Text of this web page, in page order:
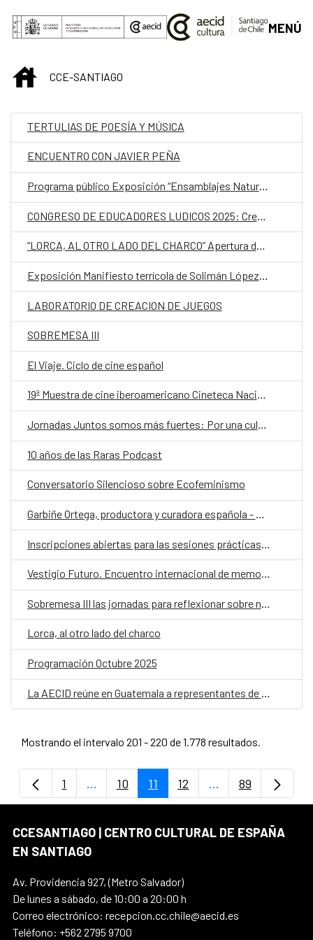
Saltar al contenido principal
MENÚ
INICIOCCE-SANTIAGO
TERTULIAS DE POESÍA Y MÚSICA
ENCUENTRO CON JAVIER PEÑA
Programa público Exposición “Ensamblajes Naturoculturales”
CONGRESO DE EDUCADORES LUDICOS 2025: Crear y transformar desde lo lúdico
“LORCA, AL OTRO LADO DEL CHARCO” Apertura de proceso
Exposición Manifiesto terrícola de Solimán López. Curaduría: Ruth Geoffroy
LABORATORIO DE CREACION DE JUEGOS
SOBREMESA III
El Viaje. Ciclo de cine español
19ª Muestra de cine iberoamericano Cineteca Nacional de Chile
Jornadas Juntos somos más fuertes: Por una cultura más accesible
10 años de las Raras Podcast
Conversatorio Silencioso sobre Ecofeminismo
Garbiñe Ortega, productora y curadora española - La figura del curador es más importante que nunca porque sirve para ordenar la enorme cantidad de películas que hay
Vestigio Futuro. Encuentro internacional de memorias y patrimonios disidentes.
Sobremesa III las jornadas para reflexionar sobre nuestro hacer como sociedad a través del alimento
Lorca, al otro lado del charco
Programación Octubre 2025
Mostrando el intervalo 201 - 220 de 1.778 resultados.
Página
1 ...Páginas intermedias Use TAB para
Página
10 Página
11 Página
12 ...PáginasPágina
89
CCESANTIAGO | CENTRO CULTURAL DE ESPAÑA
EN SANTIAGO
Av. Providencia 927, (Metro Salvador)
De lunes a sábado, de 10:00 a 20:00 h
Correo electrónico: recepcion.cc.chile@aecid.es
Teléfono: +562 2795 9700